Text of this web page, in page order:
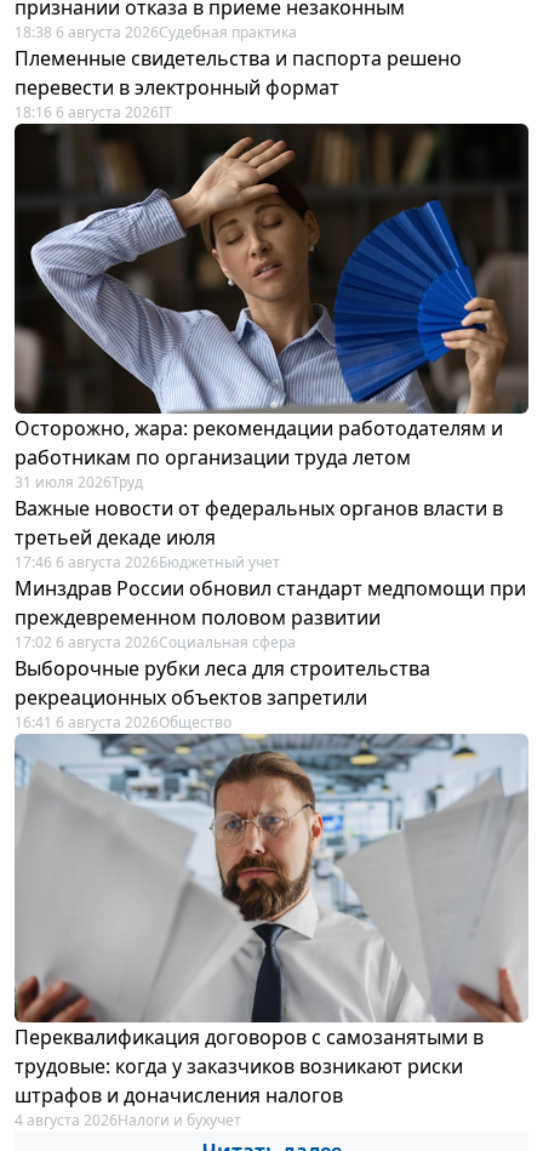
признании отказа в приеме незаконным
18:38 6 августа 2026Судебная практика
Племенные свидетельства и паспорта решено
перевести в электронный формат
18:16 6 августа 2026IT
Осторожно, жара: рекомендации работодателям и
работникам по организации труда летом
31 июля 2026Труд
Важные новости от федеральных органов власти в
третьей декаде июля
17:46 6 августа 2026Бюджетный учет
Минздрав России обновил стандарт медпомощи при
преждевременном половом развитии
17:02 6 августа 2026Социальная сфера
Выборочные рубки леса для строительства
рекреационных объектов запретили
16:41 6 августа 2026Общество
Переквалификация договоров с самозанятыми в
трудовые: когда у заказчиков возникают риски
штрафов и доначисления налогов
4 августа 2026Налоги и бухучет